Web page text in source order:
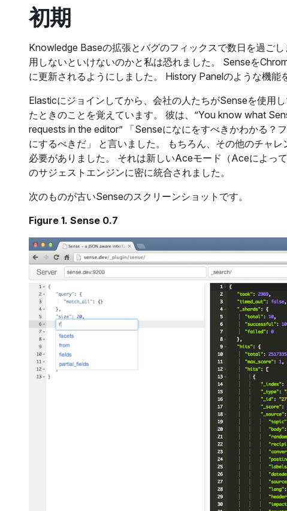
初期
Knowledge Baseの拡張とバグのフィックスで数日を過ご
用しないといけないのかと私は恐れました。 Senseを
に更新されるようにしました。 History Panelのような機能
Elasticにジョインしてから、会社の人たちがSenseを使用
たときのことを覚えています。 彼は、”You know what
requests in the editor” 「Senseになにをすべきかわかる？
にするべきだ」 と言いました。 もちろん、その他のチャ
必要がありました。 それは新しいAceモード（Aceによっ
のサジェストエンジンに密に統合されました。
次のものが古いSenseのスクリーンショットです。
Figure 1. Sense 0.7